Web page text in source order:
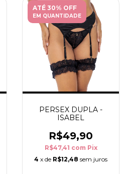
ATÉ 30% OFF
EM QUANTIDADE
PERSEX DUPLA -
ISABEL
R$49,90
R$47,41 com Pix
4 x de R$12,48 sem juros